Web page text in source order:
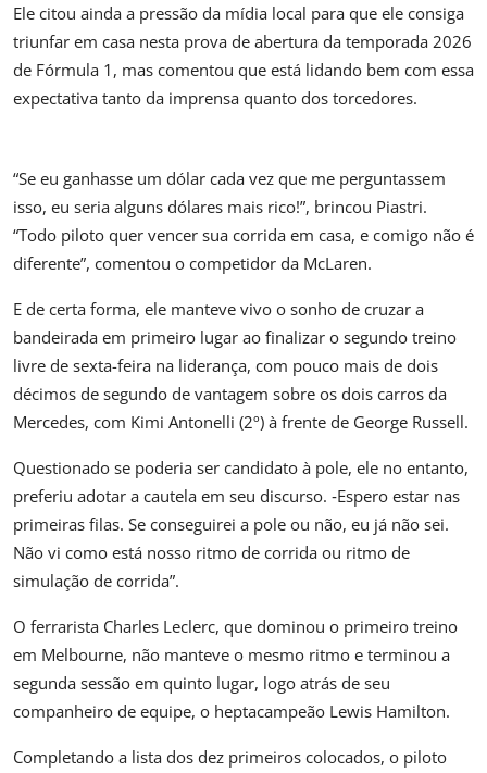
Ele citou ainda a pressão da mídia local para que ele consiga
triunfar em casa nesta prova de abertura da temporada 2026
de Fórmula 1, mas comentou que está lidando bem com essa
expectativa tanto da imprensa quanto dos torcedores.
“Se eu ganhasse um dólar cada vez que me perguntassem
isso, eu seria alguns dólares mais rico!”, brincou Piastri.
“Todo piloto quer vencer sua corrida em casa, e comigo não é
diferente”, comentou o competidor da McLaren.
E de certa forma, ele manteve vivo o sonho de cruzar a
bandeirada em primeiro lugar ao finalizar o segundo treino
livre de sexta-feira na liderança, com pouco mais de dois
décimos de segundo de vantagem sobre os dois carros da
Mercedes, com Kimi Antonelli (2º) à frente de George Russell.
Questionado se poderia ser candidato à pole, ele no entanto,
preferiu adotar a cautela em seu discurso. ‐Espero estar nas
primeiras filas. Se conseguirei a pole ou não, eu já não sei.
Não vi como está nosso ritmo de corrida ou ritmo de
simulação de corrida”.
O ferrarista Charles Leclerc, que dominou o primeiro treino
em Melbourne, não manteve o mesmo ritmo e terminou a
segunda sessão em quinto lugar, logo atrás de seu
companheiro de equipe, o heptacampeão Lewis Hamilton.
Completando a lista dos dez primeiros colocados, o piloto